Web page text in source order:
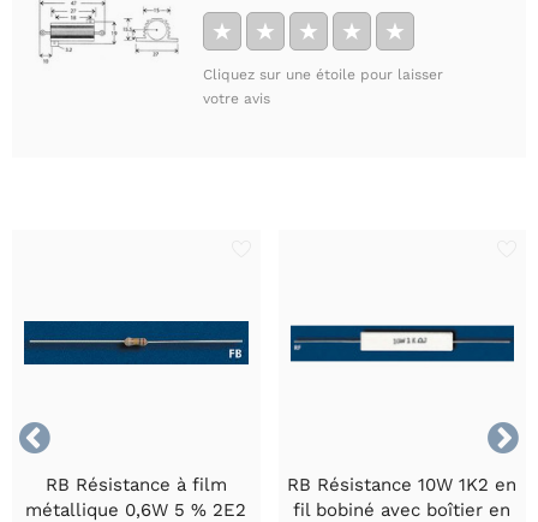
★ ★ ★ ★ ★
Cliquez sur une étoile pour laisser
votre avis


RB Résistance à film
métallique 0,6W 5 % 2E2
RB Résistance 10W 1K2 en
fil bobiné avec boîtier en